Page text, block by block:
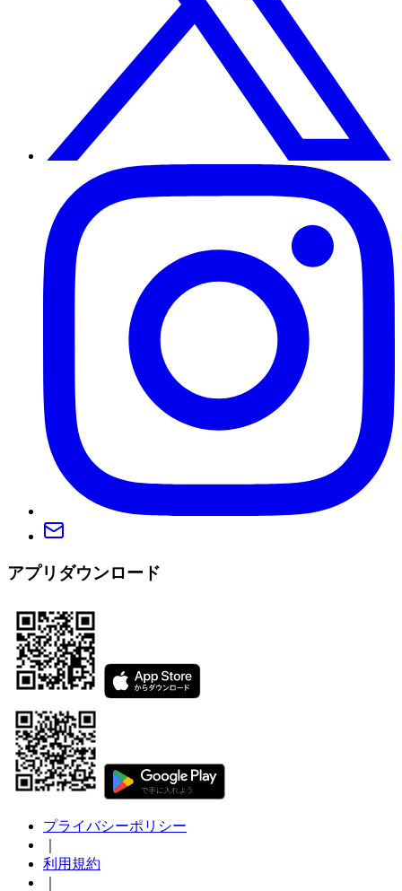
アプリダウンロード
プライバシーポリシー
利用規約